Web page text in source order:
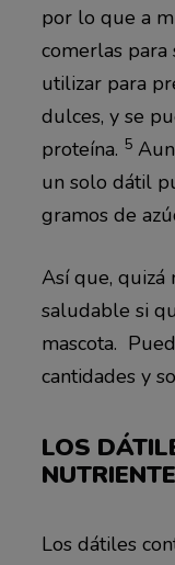
por lo que a
comerlas para
utilizar para
dulces, y se
proteína. 5
un solo dátil
gramos de
Así que, quizá
saludable si
mascota.
cantidades y
LOS
Los dátiles